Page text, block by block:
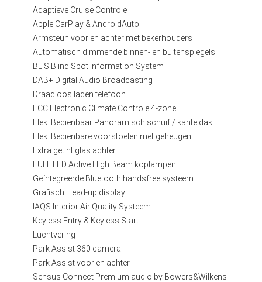
Adaptieve Cruise Controle
Apple CarPlay & AndroidAuto
Armsteun voor en achter met bekerhouders
Automatisch dimmende binnen- en buitenspiegels
BLIS Blind Spot Information System
DAB+ Digital Audio Broadcasting
Draadloos laden telefoon
ECC Electronic Climate Controle 4-zone
Elek. Bedienbaar Panoramisch schuif / kanteldak
Elek. Bedienbare voorstoelen met geheugen
Extra getint glas achter
FULL LED Active High Beam koplampen
Geïntegreerde Bluetooth handsfree systeem
Grafisch Head-up display
IAQS Interior Air Quality Systeem
Keyless Entry & Keyless Start
Luchtvering
Park Assist 360 camera
Park Assist voor en achter
Sensus Connect Premium audio by Bowers&Wilkens